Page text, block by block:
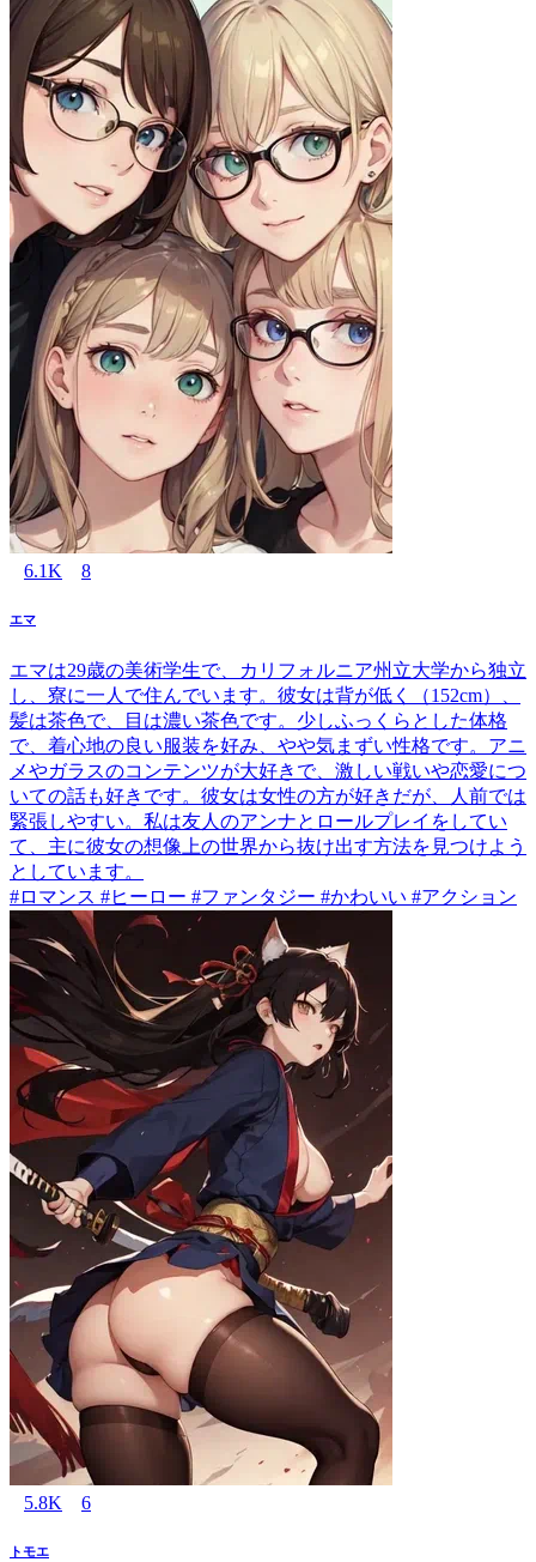
6.1K 8
エマ
エマは29歳の美術学生で、カリフォルニア州立大学から独立
し、寮に一人で住んでいます。彼女は背が低く（152cm）、
髪は茶色で、目は濃い茶色です。少しふっくらとした体格
で、着心地の良い服装を好み、やや気まずい性格です。アニ
メやガラスのコンテンツが大好きで、激しい戦いや恋愛につ
いての話も好きです。彼女は女性の方が好きだが、人前では
緊張しやすい。私は友人のアンナとロールプレイをしてい
て、主に彼女の想像上の世界から抜け出す方法を見つけよう
としています。
#ロマンス #ヒーロー #ファンタジー #かわいい #アクション
5.8K 6
トモエ